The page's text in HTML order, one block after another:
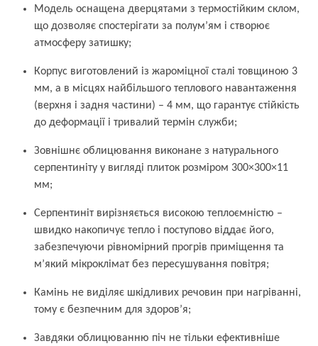
Модель оснащена дверцятами з термостійким склом,
що дозволяє спостерігати за полум’ям і створює
атмосферу затишку;
Корпус виготовлений із жароміцної сталі товщиною 3
мм, а в місцях найбільшого теплового навантаження
(верхня і задня частини) – 4 мм, що гарантує стійкість
до деформації і тривалий термін служби;
Зовнішнє облицювання виконане з натурального
серпентиніту у вигляді плиток розміром 300×300×11
мм;
Серпентиніт вирізняється високою теплоємністю –
швидко накопичує тепло і поступово віддає його,
забезпечуючи рівномірний прогрів приміщення та
м’який мікроклімат без пересушування повітря;
Камінь не виділяє шкідливих речовин при нагріванні,
тому є безпечним для здоров’я;
Завдяки облицюванню піч не тільки ефективніше